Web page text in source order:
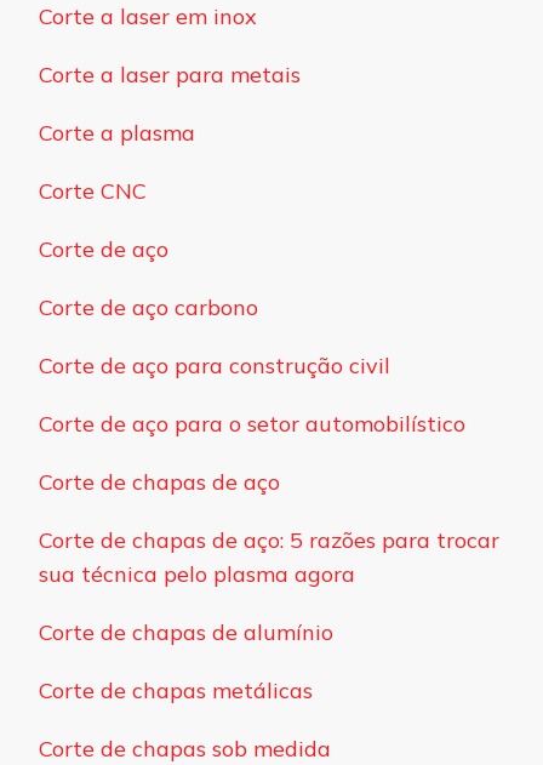
Corte a laser em inox
Corte a laser para metais
Corte a plasma
Corte CNC
Corte de aço
Corte de aço carbono
Corte de aço para construção civil
Corte de aço para o setor automobilístico
Corte de chapas de aço
Corte de chapas de aço: 5 razões para trocar
sua técnica pelo plasma agora
Corte de chapas de alumínio
Corte de chapas metálicas
Corte de chapas sob medida